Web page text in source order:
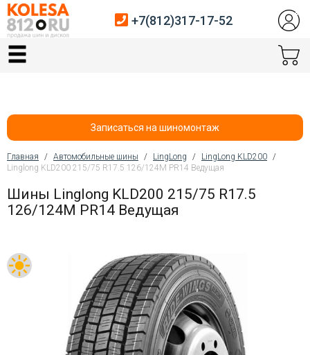
Главная
Автосервис
Услуги шиномонтажа
Покупателям
Войти на сайт
+7(812)317-17-52
Записаться на шиномонтаж
Вы здесь
Главная / Автомобильные шины / LingLong / LingLong KLD200 /
Linglong KLD200 215/75 R17.5 126/124M PR14 Ведущая
Шины Linglong KLD200 215/75 R17.5
126/124M PR14 Ведущая